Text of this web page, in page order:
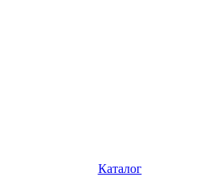
Каталог